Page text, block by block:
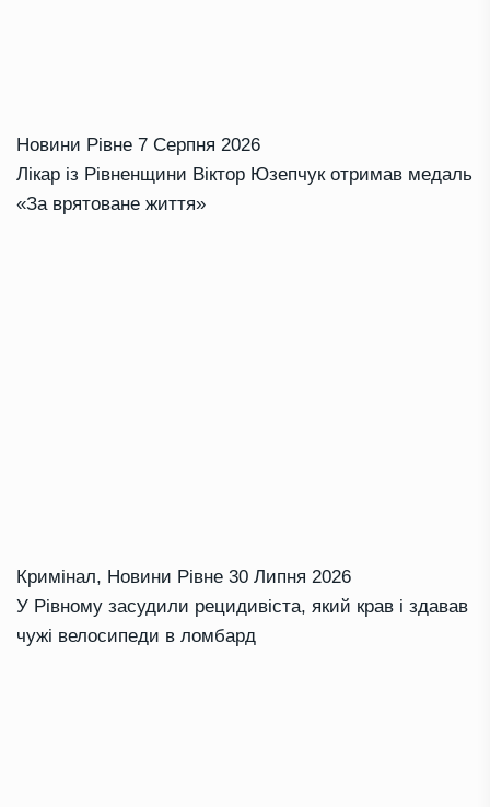
Новини Рівне 7 Серпня 2026
Лікар із Рівненщини Віктор Юзепчук отримав медаль
«За врятоване життя»
Кримінал, Новини Рівне 30 Липня 2026
У Рівному засудили рецидивіста, який крав і здавав
чужі велосипеди в ломбард